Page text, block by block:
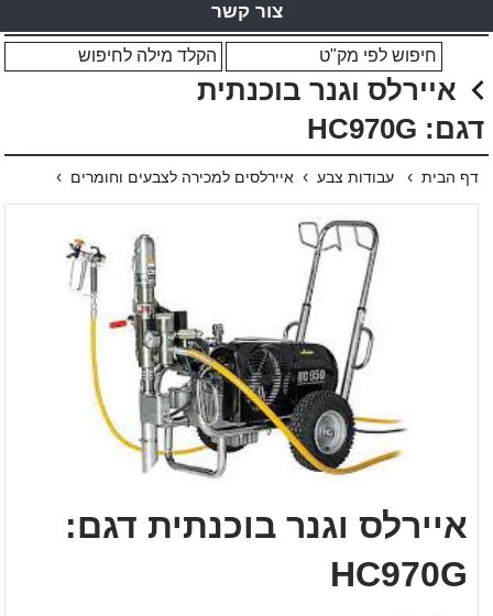
צור קשר
איירלס וגנר בוכנתית
דגם: HC970G
דף הבית › עבודות צבע › איירלסים למכירה לצבעים וחומרים ›
איירלס וגנר בוכנתית דגם:
HC970G